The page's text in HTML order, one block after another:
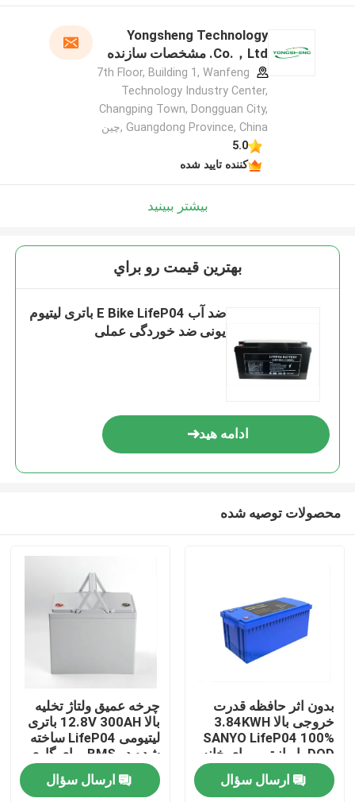
صفحه اصلی
محصولات
فیلم های
Yongsheng Technology
Co.，Ltd. مشخصات سازنده
7th Floor, Building 1, Wanfeng
Technology Industry Center,
Changping Town, Dongguan City,
Guangdong Province, China ,چین
5.0
کننده تایید شده
بیشتر ببینید
بهترين قيمت رو براي
ضد آب E Bike LifeP04 باتری لیتیوم
یونی ضد خوردگی عملی
ادامه هید
محصولات توصیه شده
بدون اثر حافظه قدرت
خروجی بالا 3.84KWH
SANYO LifeP04 100%
DOD با مانیتور برای خانه
سیستم های پشتیبان
ذخیره سازی خورشیدی
ارسال سؤال
چرخه عمیق ولتاژ تخلیه
بالا 12.8V 300AH باتری
لیتیومی LifeP04 ساخته
شده در BMS برای گاری
گلف/خودروهای گشت و
گذار
ارسال سؤال